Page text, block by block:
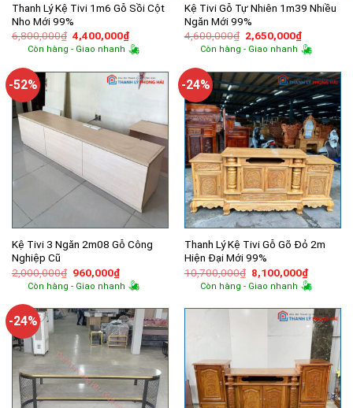
Thanh Lý Kệ Tivi 1m6 Gỗ Sồi Cột
Nho Mới 99%
6,800,000₫ Giá
gốc
là:
4,400,000₫Giá
hiện
tại
4,400,000₫.
Còn hàng - Giao nhanh
Kệ Tivi Gỗ Tự Nhiên 1m39 Nhiều
Ngăn Mới 99%
4,600,000₫ Giá
gốc
là:
2,650,000₫Giá
hiện
tại
Còn hàng - Giao nhanh
-52%
Kệ Tivi 3 Ngăn 2m08 Gỗ Công
Nghiệp Cũ
2,000,000₫ Giá
gốc
là:
960,000₫Giá
hiện
tại
960,000₫.
Còn hàng - Giao nhanh
-24%
Thanh Lý Kệ Tivi Gỗ Gõ Đỏ 2m
Hiện Đại Mới 99%
10,700,000₫ Giá
gốc
là:
8,100,000₫Giá
hiện
tại
Còn hàng - Giao nhanh
-24%